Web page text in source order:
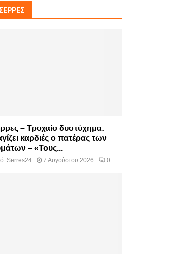
ΣΈΡΡΕΣ
– Τροχαίο δυστύχημα:
καρδιές ο πατέρας των
– «Τους...
Serres24 7 Αυγούστου 2026 0